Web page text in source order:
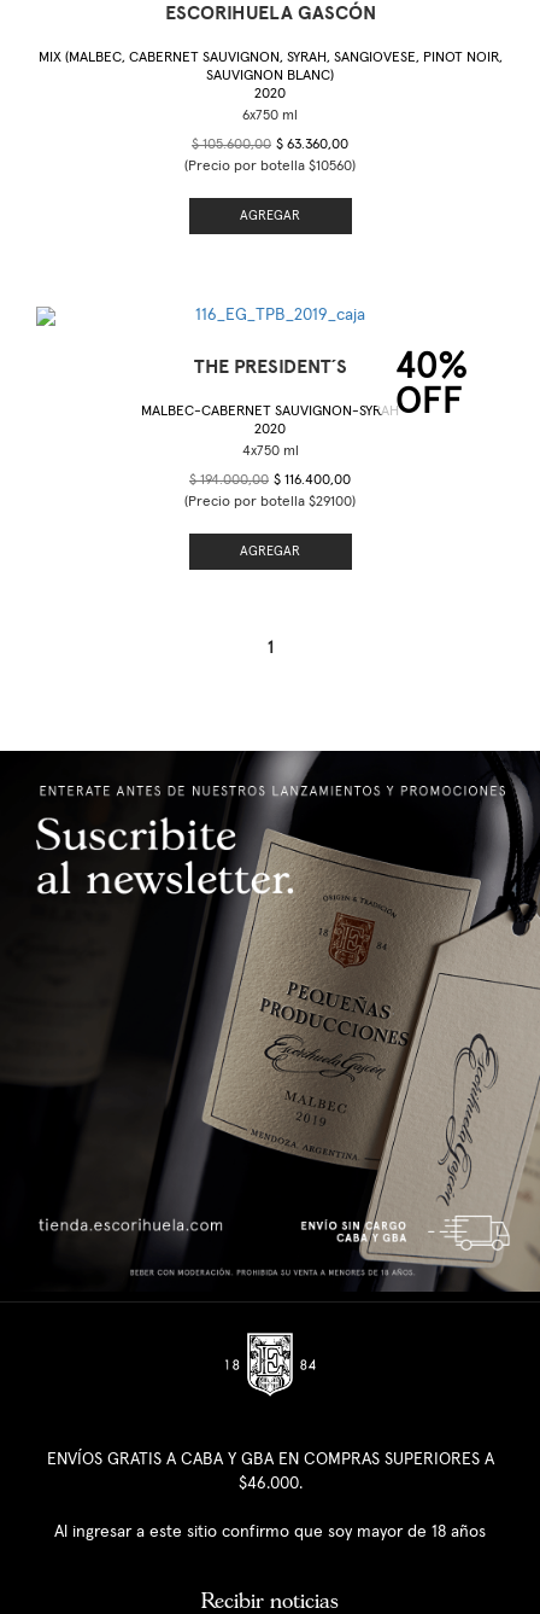
ESCORIHUELA GASCÓN
MIX (MALBEC, CABERNET SAUVIGNON, SYRAH, SANGIOVESE, PINOT NOIR,
SAUVIGNON BLANC)
2020
$ 105.600,00 $ 63.360,00
(Precio por botella $10560)
AGREGAR
40%
OFF
THE PRESIDENT´S
MALBEC-CABERNET SAUVIGNON-SYRAH
2020
$ 194.000,00 $ 116.400,00
(Precio por botella $29100)
AGREGAR
1
ENVÍOS GRATIS A CABA Y GBA EN COMPRAS SUPERIORES A
$46.000.
Al ingresar a este sitio confirmo que soy mayor de 18 años
Recibir noticias